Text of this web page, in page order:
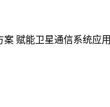
赋能卫星通信系统应用